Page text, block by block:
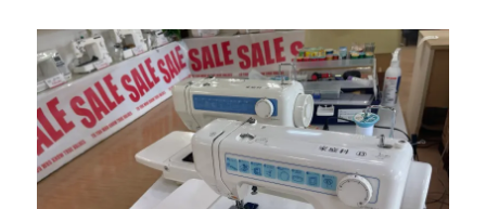
ン
【モ
デ
ル
HZL-
7500
型